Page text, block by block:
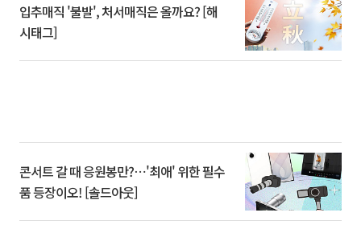
입추매직 '불발', 처서매직은 올까요? [해
시태그]
콘서트 갈 때 응원봉만?⋯'최애' 위한 필수
품 등장이오! [솔드아웃]